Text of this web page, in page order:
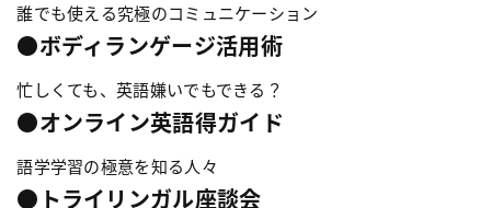
誰でも使える究極のコミュニケーション
●ボディランゲージ活用術
忙しくても、英語嫌いでもできる？
●オンライン英語得ガイド
語学学習の極意を知る人々
●トライリンガル座談会